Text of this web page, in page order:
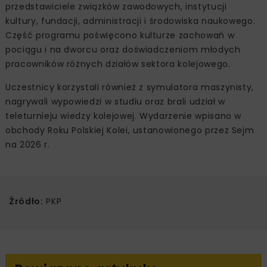
przedstawiciele związków zawodowych, instytucji
kultury, fundacji, administracji i środowiska naukowego.
Część programu poświęcono kulturze zachowań w
pociągu i na dworcu oraz doświadczeniom młodych
pracowników różnych działów sektora kolejowego.
Uczestnicy korzystali również z symulatora maszynisty,
nagrywali wypowiedzi w studiu oraz brali udział w
teleturnieju wiedzy kolejowej. Wydarzenie wpisano w
obchody Roku Polskiej Kolei, ustanowionego przez Sejm
na 2026 r.
Źródło: PKP